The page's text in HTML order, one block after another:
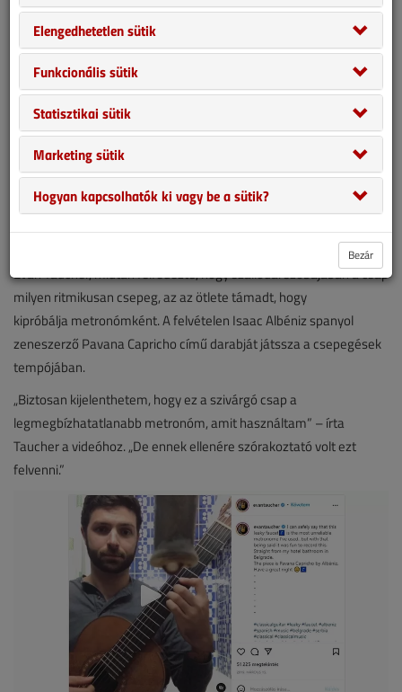
Azinstagramon botlottunk a videóba, amelyen egy belgrádi
Evan Taucher, miután felfedezte, hogy szállodai szobájában a csap
milyen ritmikusan csepeg, az az ötlete támadt, hogy
kipróbálja metronómként. A felvételen Isaac Albéniz spanyol
zeneszerző Pavana Capricho című darabját játssza a csepegések
tempójában.
„Biztosan kijelenthetem, hogy ez a szivárgó csap a
legmegbízhatatlanabb metronóm, amit használtam” – írta
Taucher a videóhoz. „De ennek ellenére szórakoztató volt ezt
felvenni.”
Elengedhetetlen sütik
Funkcionális sütik
Statisztikai sütik
Marketing sütik
Hogyan kapcsolhatók ki vagy be a sütik?
Bezár